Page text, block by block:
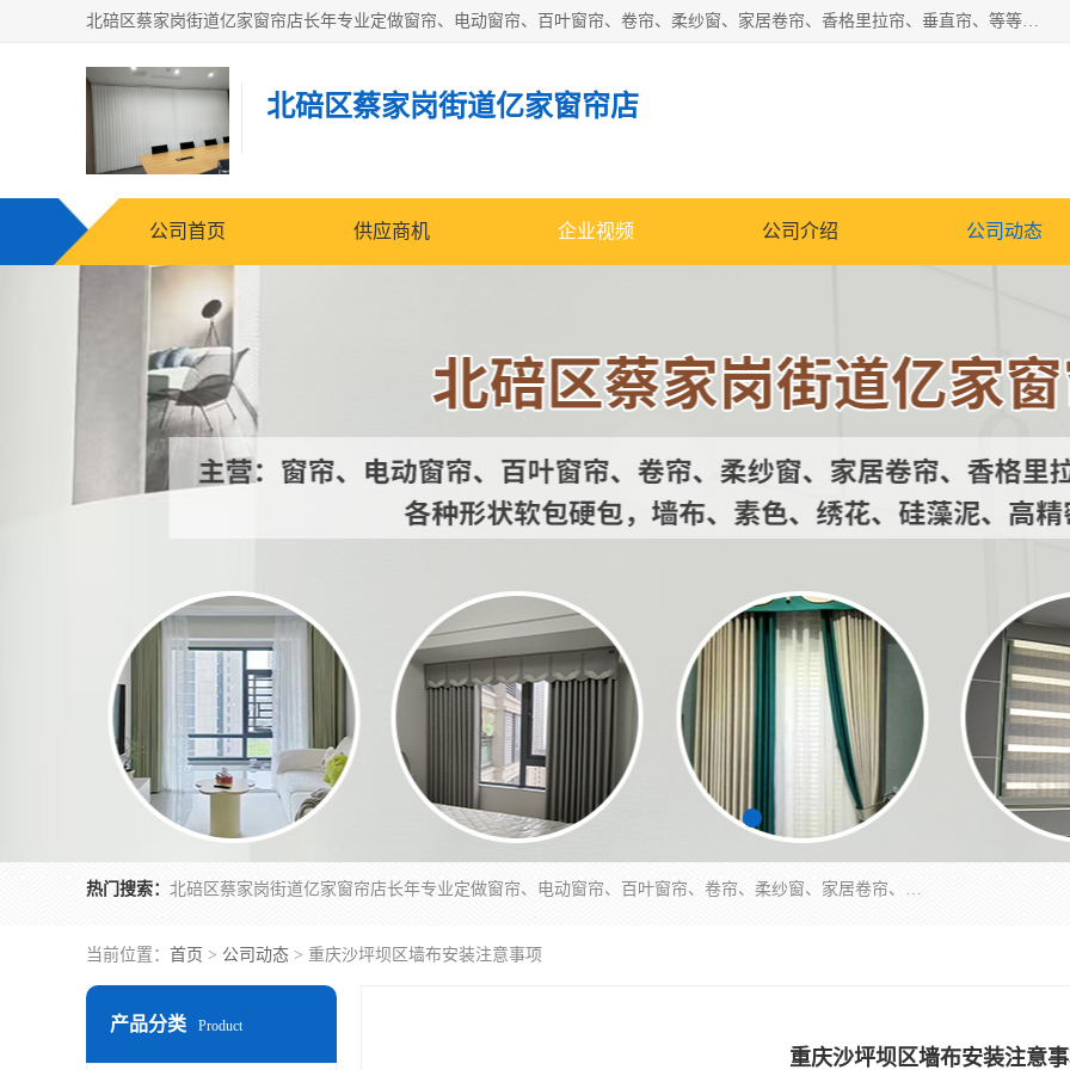
北碚区蔡家岗街道亿家窗帘店长年专业定做窗帘、电动窗帘、百叶窗帘、卷帘、柔纱窗、家居卷帘、香格里拉帘、垂直帘、等等，软包、各种形状软包硬包，墙布、素色、绣花、硅藻泥、高精密各种墙布，免费测量、免费安装，欢迎咨询
北碚区蔡家岗街道亿家窗帘店
公司首页 供应商机 企业视频 公司介绍 公司动态
热门搜索： 北碚区蔡家岗街道亿家窗帘店长年专业定做窗帘、电动窗帘、百叶窗帘、卷帘、柔纱窗、家居卷帘、香格里拉帘、垂直帘、等等，软包、各种形状软包硬包，墙布、素色、绣花、硅藻泥、高精密各种墙布，免费测量、免费安装，欢迎咨询
当前位置： 首页 > 公司动态 > 重庆沙坪坝区墙布安装注意事项
产品分类 Product
重庆沙坪坝区墙布安装注意